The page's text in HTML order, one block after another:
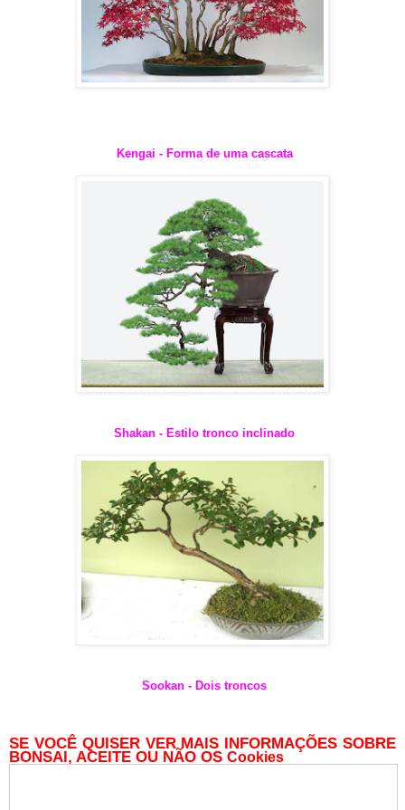
Kengai - Forma de uma cascata
Shakan - Estilo tronco inclinado
Sookan - Dois troncos
SE VOCÊ QUISER VER MAIS INFORMAÇÕES SOBRE
BONSAI, ACEITE OU NÃO OS Cookies